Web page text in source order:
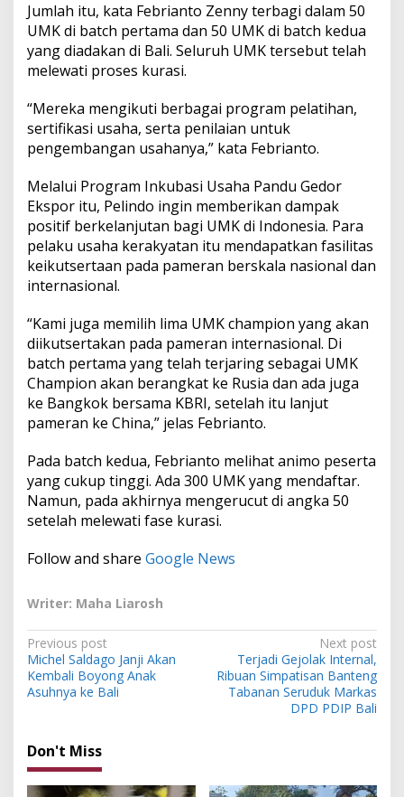
Jumlah itu, kata Febrianto Zenny terbagi dalam 50
UMK di batch pertama dan 50 UMK di batch kedua
yang diadakan di Bali. Seluruh UMK tersebut telah
melewati proses kurasi.
“Mereka mengikuti berbagai program pelatihan,
sertifikasi usaha, serta penilaian untuk
pengembangan usahanya,” kata Febrianto.
Melalui Program Inkubasi Usaha Pandu Gedor
Ekspor itu, Pelindo ingin memberikan dampak
positif berkelanjutan bagi UMK di Indonesia. Para
pelaku usaha kerakyatan itu mendapatkan fasilitas
keikutsertaan pada pameran berskala nasional dan
internasional.
“Kami juga memilih lima UMK champion yang akan
diikutsertakan pada pameran internasional. Di
batch pertama yang telah terjaring sebagai UMK
Champion akan berangkat ke Rusia dan ada juga
ke Bangkok bersama KBRI, setelah itu lanjut
pameran ke China,” jelas Febrianto.
Pada batch kedua, Febrianto melihat animo peserta
yang cukup tinggi. Ada 300 UMK yang mendaftar.
Namun, pada akhirnya mengerucut di angka 50
setelah melewati fase kurasi.
Follow and share Google News
Writer: Maha Liarosh
P
o
s
n
a
Previous post
Michel Saldago Janji Akan
Kembali Boyong Anak
Asuhnya ke Bali
Next post
Terjadi Gejolak Internal,
Ribuan Simpatisan Banteng
Tabanan Seruduk Markas
DPD PDIP Bali
Don't Miss